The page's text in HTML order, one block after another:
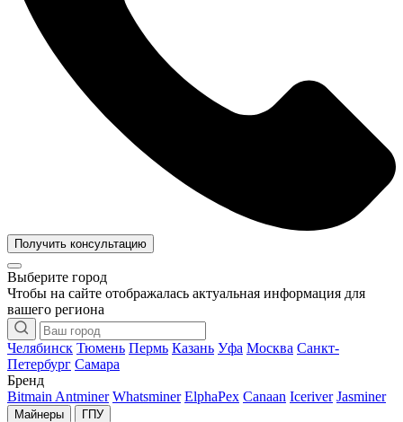
Получить консультацию
Выберите город
Чтобы на сайте отображалась актуальная информация для
вашего региона
Челябинск Тюмень Пермь Казань Уфа Москва Санкт-
Петербург Самара
Бренд
Bitmain Antminer Whatsminer ElphaPex Canaan Iceriver Jasminer
Майнеры ГПУ